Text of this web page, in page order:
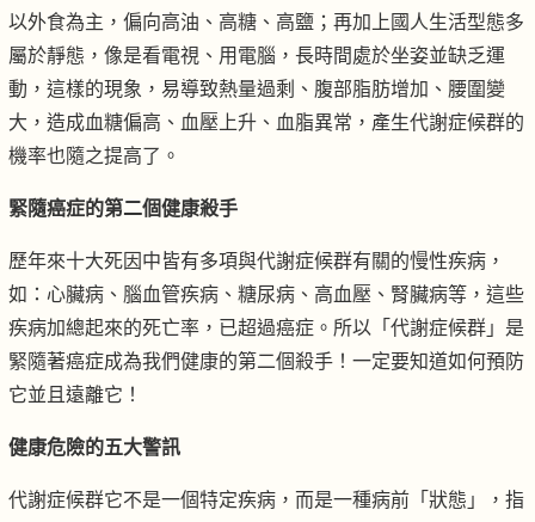
以外食為主，偏向高油、高糖、高鹽；再加上國人生活型態多
屬於靜態，像是看電視、用電腦，長時間處於坐姿並缺乏運
動，這樣的現象，易導致熱量過剩、腹部脂肪增加、腰圍變
大，造成血糖偏高、血壓上升、血脂異常，產生代謝症候群的
機率也隨之提高了。
緊隨癌症的第二個健康殺手
歷年來十大死因中皆有多項與代謝症候群有關的慢性疾病，
如：心臟病、腦血管疾病、糖尿病、高血壓、腎臟病等，這些
疾病加總起來的死亡率，已超過癌症。所以「代謝症候群」是
緊隨著癌症成為我們健康的第二個殺手！一定要知道如何預防
它並且遠離它！
健康危險的五大警訊
代謝症候群它不是一個特定疾病，而是一種病前「狀態」，指